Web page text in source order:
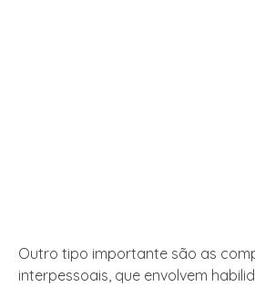
Outro tipo importante são as
interpessoais, que envolvem